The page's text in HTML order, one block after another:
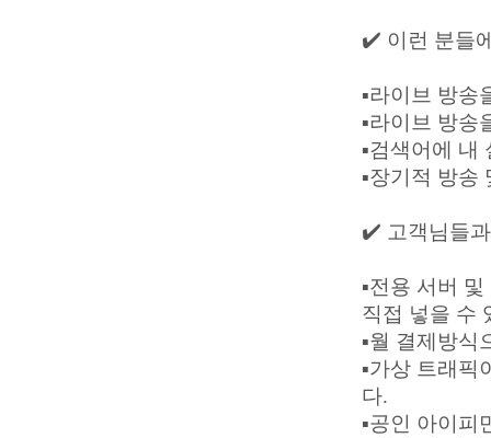
✔️ 이런 분들
▪️라이브 방송
▪️라이브 방송
▪️검색어에 내
▪️장기적 방송
✔️ 고객님들
▪️전용 서버
직접 넣을 수
▪️월 결제방식
▪️가상 트래픽
다.
▪️공인 아이피